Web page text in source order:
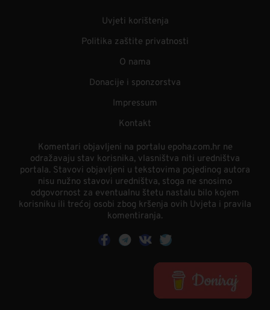
Uvjeti korištenja
Politika zaštite privatnosti
O nama
Donacije i sponzorstva
Impressum
Kontakt
Komentari objavljeni na portalu epoha.com.hr ne
odražavaju stav korisnika, vlasništva niti uredništva
portala. Stavovi objavljeni u tekstovima pojedinog autora
nisu nužno stavovi uredništva, stoga ne snosimo
odgovornost za eventualnu štetu nastalu bilo kojem
korisniku ili trećoj osobi zbog kršenja ovih Uvjeta i pravila
komentiranja.